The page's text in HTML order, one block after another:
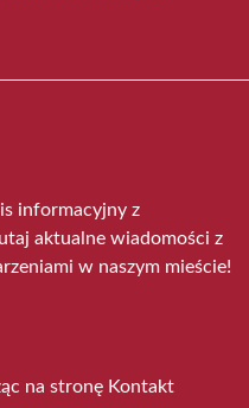
informacyjny z
aktualne wiadomości z
w naszym mieście!
na stronę Kontakt